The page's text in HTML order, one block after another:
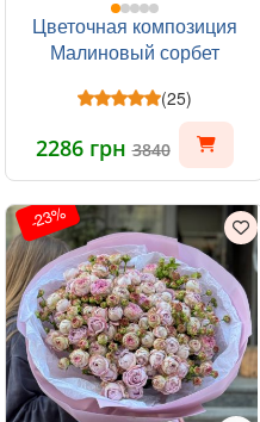
Цветочная композиция
Малиновый сорбет
(25)
2286 грн3840
-23%